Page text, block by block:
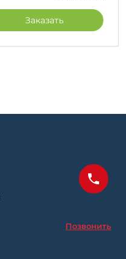
Заказать
Позвонить